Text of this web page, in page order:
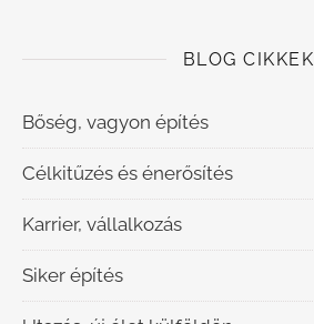
BLOG CIKKEK
Bőség, vagyon építés
Célkitűzés és énerősítés
Karrier, vállalkozás
Siker építés